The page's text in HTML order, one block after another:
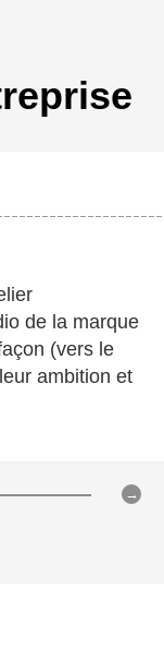
de la marque
(vers le
ambition et